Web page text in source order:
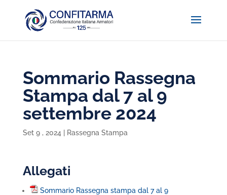
Sommario Rassegna
Stampa dal 7 al 9
settembre 2024
Set 9 , 2024 Rassegna Stampa
Allegati
Sommario Rassegna stampa dal 7 al 9